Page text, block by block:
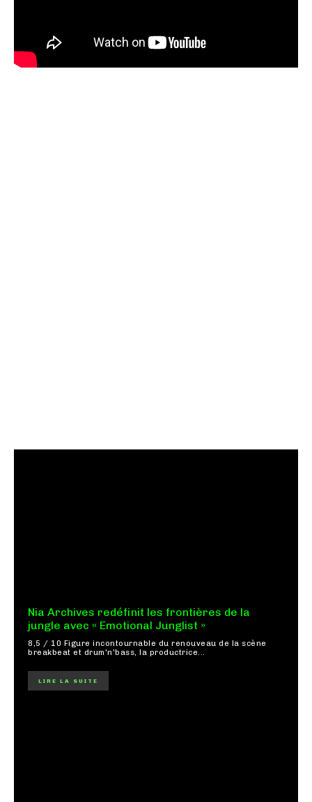
Nia Archives redéfinit les frontières de la
jungle avec « Emotional Junglist »
8,5 / 10 Figure incontournable du renouveau de la scène
breakbeat et drum'n'bass, la productrice...
LIRE LA SUITE